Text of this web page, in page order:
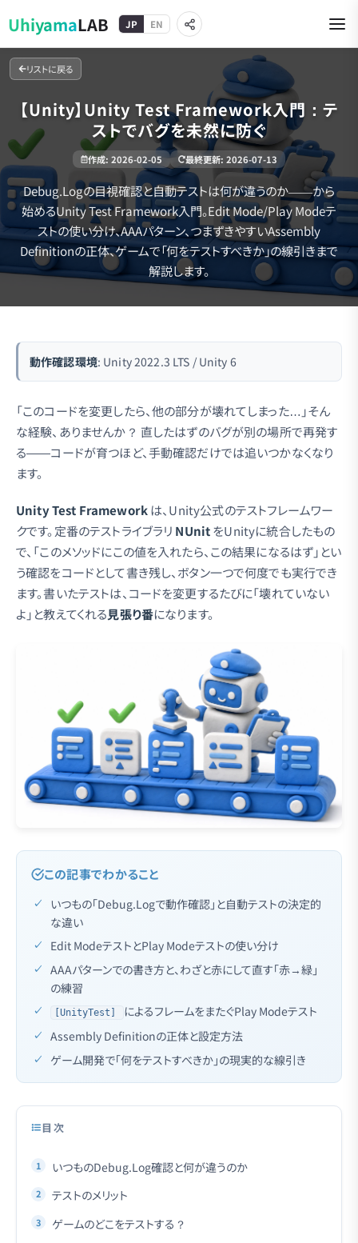
UhiyamaLAB JP EN
リストに戻る
【Unity】Unity Test Framework入門：テ
ストでバグを未然に防ぐ
作成:2026-02-05 最終更新:2026-07-13
Debug.Logの目視確認と自動テストは何が違うのか——から
始めるUnity Test Framework入門。Edit Mode/Play Modeテ
ストの使い分け、AAAパターン、つまずきやすいAssembly
Definitionの正体、ゲームで「何をテストすべきか」の線引きまで
解説します。
動作確認環境: Unity 2022.3 LTS / Unity 6
「このコードを変更したら、他の部分が壊れてしまった…」そん
な経験、ありませんか？ 直したはずのバグが別の場所で再発す
る——コードが育つほど、手動確認だけでは追いつかなくなり
ます。
Unity Test Frameworkは、Unity公式のテストフレームワー
クです。定番のテストライブラリ NUnitをUnityに統合したもの
で、「このメソッドにこの値を入れたら、この結果になるはず」とい
う確認をコードとして書き残し、ボタン一つで何度でも実行でき
ます。書いたテストは、コードを変更するたびに「壊れていない
よ」と教えてくれる見張り番になります。
この記事でわかること
いつもの「Debug.Logで動作確認」と自動テストの決定的
な違い
Edit ModeテストとPlay Modeテストの使い分け
AAAパターンでの書き方と、わざと赤にして直す「赤→緑」
の練習
[UnityTest]
によるフレームをまたぐPlay Modeテスト
Assembly Definitionの正体と設定方法
ゲーム開発で「何をテストすべきか」の現実的な線引き
目次
いつものDebug.Log確認と何が違うのか
テストのメリット
ゲームのどこをテストする？